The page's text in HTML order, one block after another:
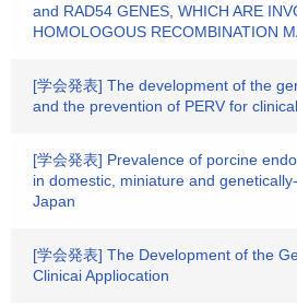
and RAD54 GENES, WHICH ARE
HOMOLOGOUS RECOMBINATION
[学会発表] The development of the
and the prevention of PERV for
[学会発表] Prevalence of porcine
in domestic, miniature and
Japan
[学会発表] The Development of the
Clinicai Appliocation